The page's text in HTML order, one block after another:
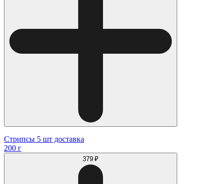
Стрипсы 5 шт доставка
200 г
379 ₽